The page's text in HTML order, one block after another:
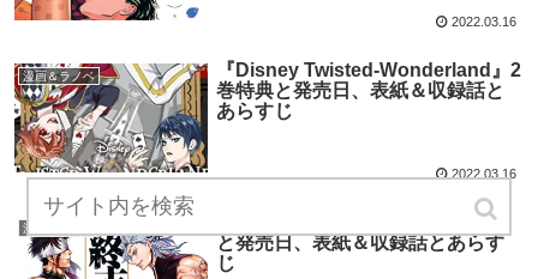
2022.03.16
漫画＆ラノベ
『Disney Twisted-Wonderland』2
巻特典と発売日、表紙＆収録話と
あらすじ
2022.03.16
漫画＆ラノベ
『終末のワルキューレ』14巻特典
と発売日、表紙＆収録話とあらす
じ